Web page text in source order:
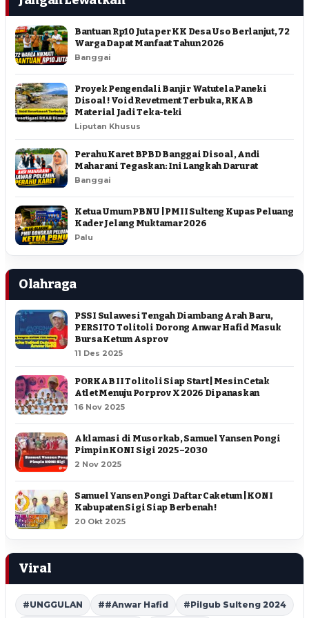
Bantuan Rp10 Juta per KK Desa Uso Berlanjut, 72
Warga Dapat Manfaat Tahun 2026
Banggai
Proyek Pengendali Banjir Watutela Paneki
Disoal ! Void Revetment Terbuka, RKAB
Material Jadi Teka-teki
Liputan Khusus
Perahu Karet BPBD Banggai Disoal, Andi
Maharani Tegaskan: Ini Langkah Darurat
Banggai
Ketua Umum PBNU | PMII Sulteng Kupas Peluang
Kader Jelang Muktamar 2026
Palu
Olahraga
PSSI Sulawesi Tengah Diambang Arah Baru,
PERSITO Tolitoli Dorong Anwar Hafid Masuk
Bursa Ketum Asprov
11 Des 2025
PORKAB II Tolitoli Siap Start | Mesin Cetak
Atlet Menuju Porprov X 2026 Dipanaskan
16 Nov 2025
Aklamasi di Musorkab, Samuel Yansen Pongi
Pimpin KONI Sigi 2025–2030
2 Nov 2025
Samuel Yansen Pongi Daftar Caketum | KONI
Kabupaten Sigi Siap Berbenah !
20 Okt 2025
Viral
#UNGGULAN ##Anwar Hafid #Pilgub Sulteng 2024